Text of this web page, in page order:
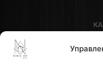
Телефон: